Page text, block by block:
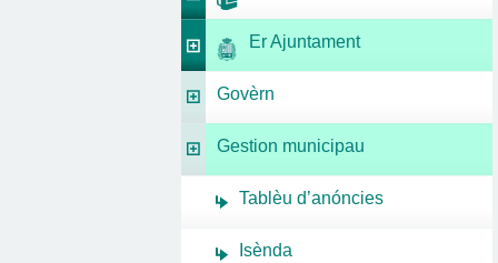
Er Ajuntament
Govèrn
Gestion municipau
Tablèu d’anóncies
Isènda